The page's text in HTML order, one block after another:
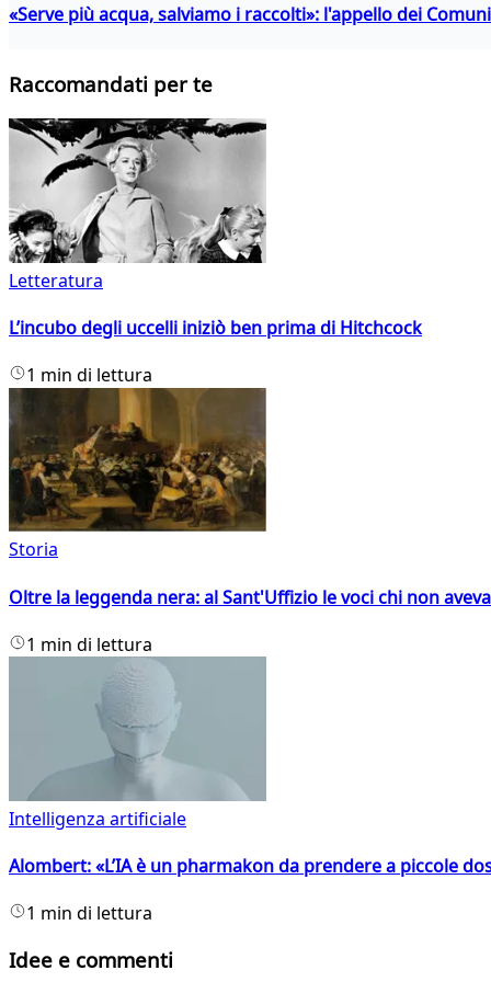
«Serve più acqua, salviamo i raccolti»: l'appello dei
Raccomandati per te
Letteratura
L’incubo degli uccelli iniziò ben prima di Hitchcock
1 min di lettura
Storia
Oltre la leggenda nera: al Sant'Uffizio le voci chi non
1 min di lettura
Intelligenza artificiale
Alombert: «L’IA è un pharmakon da prendere a piccole
1 min di lettura
Idee e commenti